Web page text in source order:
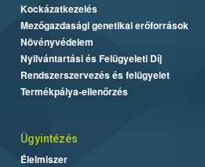
Kockázatkezelés
Mezőgazdasági genetikai erőforrások
Növényvédelem
Nyilvántartási és Felügyeleti Díj
Rendszerszervezés és felügyelet
Termékpálya-ellenőrzés
Ügyintézés
Élelmiszer